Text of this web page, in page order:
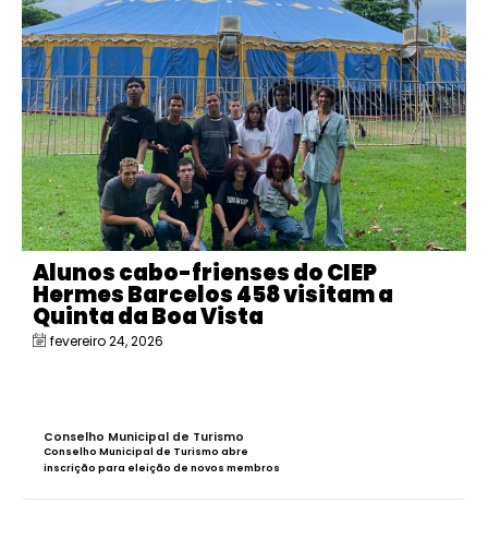
Alunos cabo-frienses do CIEP
Hermes Barcelos 458 visitam a
Quinta da Boa Vista
fevereiro 24, 2026
Conselho Municipal de Turismo
Conselho Municipal de Turismo abre
inscrição para eleição de novos membros